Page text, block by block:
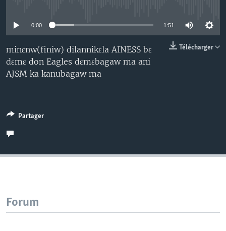
0:00 1:51
Télécharger
minɛnw(finiw) dilannikɛla AINESS bɛ
dɛmɛ don Eagles dɛmɛbagaw ma ani
AJSM ka kanubagaw ma
Partager
Forum